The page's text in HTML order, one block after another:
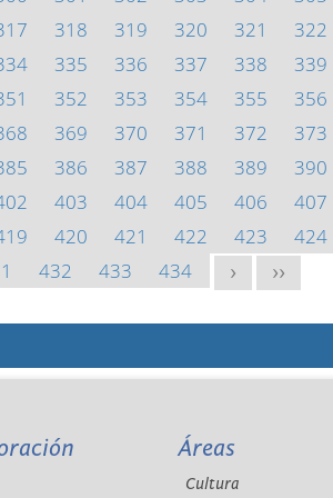
318 319 320 321 322
335 336 337 338 339
352 353 354 355 356
369 370 371 372 373
386 387 388 389 390
403 404 405 406 407
420 421 422 423 424
432 433 434 > >>
Áreas
Cultura